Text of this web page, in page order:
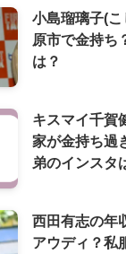
小島瑠璃子(
原市で金持ち
は？
キスマイ千賀
家が金持ち過
弟のインスタ
西田有志の年
アウディ？私